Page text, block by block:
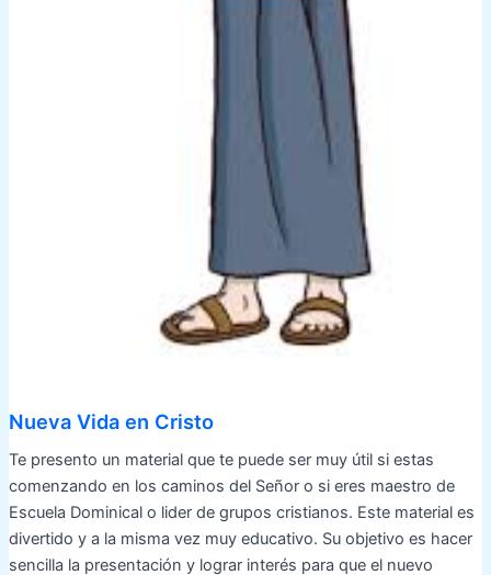
Nueva Vida en Cristo
Te presento un material que te puede ser muy útil si estas
comenzando en los caminos del Señor o si eres maestro de
Escuela Dominical o lider de grupos cristianos. Este material es
divertido y a la misma vez muy educativo. Su objetivo es hacer
sencilla la presentación y lograr interés para que el nuevo